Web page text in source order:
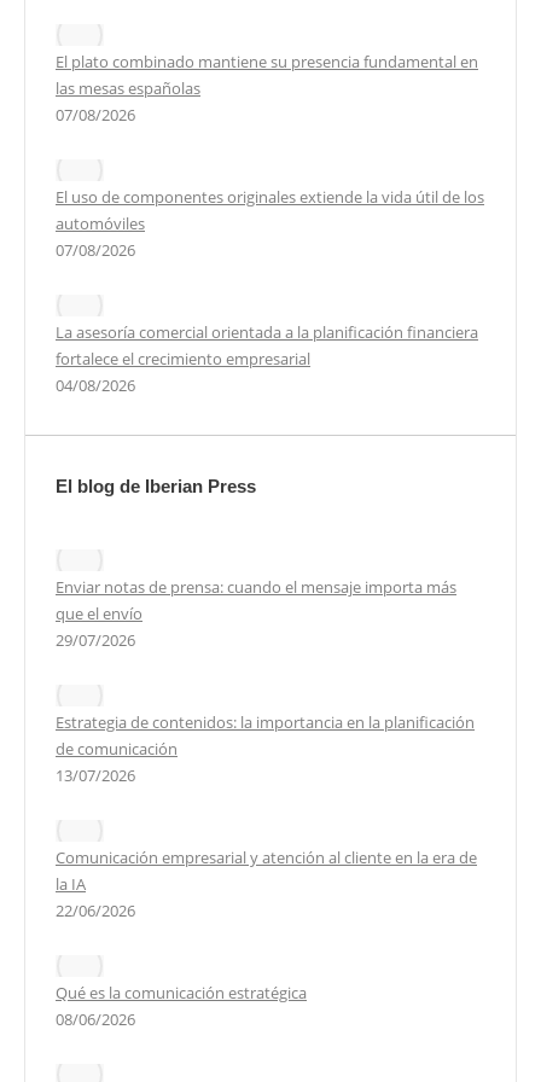
El plato combinado mantiene su presencia fundamental en
las mesas españolas
07/08/2026
El uso de componentes originales extiende la vida útil de los
automóviles
07/08/2026
La asesoría comercial orientada a la planificación financiera
fortalece el crecimiento empresarial
04/08/2026
El blog de Iberian Press
Enviar notas de prensa: cuando el mensaje importa más
que el envío
29/07/2026
Estrategia de contenidos: la importancia en la planificación
de comunicación
13/07/2026
Comunicación empresarial y atención al cliente en la era de
la IA
22/06/2026
Qué es la comunicación estratégica
08/06/2026